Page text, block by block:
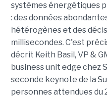
systèmes énergétiques
: des données
hétérogènes et des
millisecondes. C'est
décrit Keith Basil, VP &
business unit edge chez
seconde keynote de la
personnes attendues du